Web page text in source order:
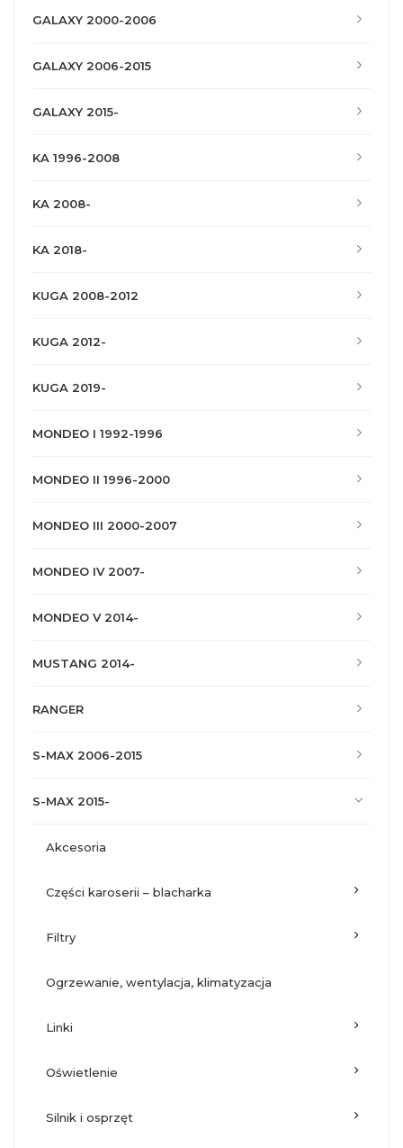
GALAXY 2000-2006
GALAXY 2006-2015
GALAXY 2015-
KA 1996-2008
KA 2008-
KA 2018-
KUGA 2008-2012
KUGA 2012-
KUGA 2019-
MONDEO I 1992-1996
MONDEO II 1996-2000
MONDEO III 2000-2007
MONDEO IV 2007-
MONDEO V 2014-
MUSTANG 2014-
RANGER
S-MAX 2006-2015
S-MAX 2015-
akcesoria
części karoserii – blacharka
filtry
ogrzewanie, wentylacja, klimatyzacja
linki
oświetlenie
silnik i osprzęt